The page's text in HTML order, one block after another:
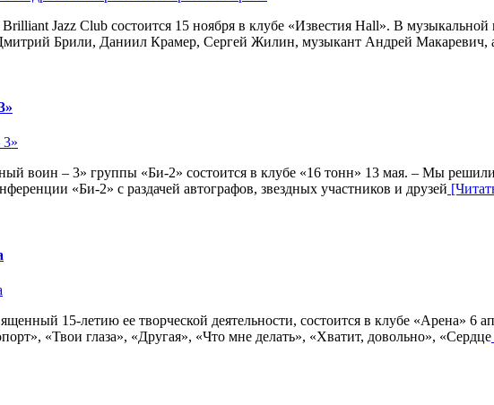
Jazz Club состоится 15 ноября в клубе «Известия Hall». В
Брили, Даниил Крамер, Сергей Жилин, музыкант Андрей Макаревич,
воин – 3» группы «Би-2» состоится в клубе «16 тонн» 13 мая. – Мы
«Би-2» с раздачей автографов, звездных участников и друзей
15-летию ее творческой деятельности, состоится в клубе «Арена» 6
«Твои глаза», «Другая», «Что мне делать», «Хватит, довольно», «Сердце